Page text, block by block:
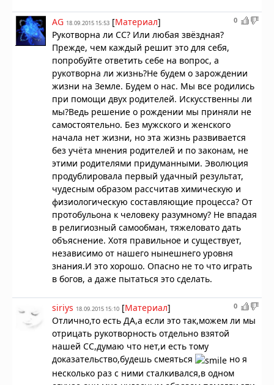
0
AG 18.09.2015 15:53 [Материал]
Рукотворна ли СС? Или любая звёздная?
Прежде, чем каждый решит это для себя,
попробуйте ответить себе на вопрос, а
рукотворна ли жизнь?Не будем о зарождении
жизни на Земле. Будем о нас. Мы все родились
при помощи двух родителей. Искусственны ли
мы?Ведь решение о рождении мы приняли не
самостоятельно. Без мужского и женского
начала нет жизни, но эта жизнь развивается
без учёта мнения родителей и по законам, не
этими родителями придуманными. Эволюция
продублировала первый удачный результат,
чудесным образом рассчитав химическую и
физиологическую составляющие процесса? От
протобульона к человеку разумному? Не впадая
в религиозный самообман, тяжеловато дать
объяснение. Хотя правильное и существует,
независимо от нашего нынешнего уровня
знания.И это хорошо. Опасно не то что играть
в богов, а даже пытаться это сделать.
0
siriys 18.09.2015 15:10 [Материал]
Отлично,то есть ДА,а если это так,можем ли мы
отрицать рукотворность отдельно взятой
нашей СС,думаю что нет,и есть тому
доказательство,будешь смеяться
но я
несколько раз с ними сталкивался,в одном